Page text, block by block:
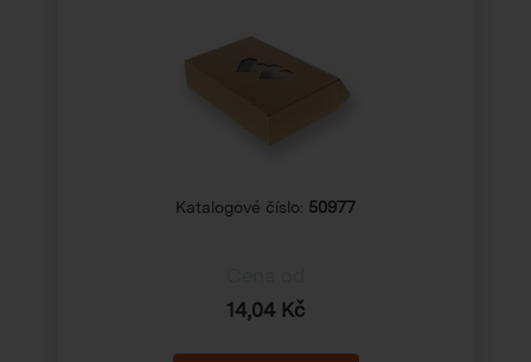
Katalogové číslo: 50977
14,04 Kč